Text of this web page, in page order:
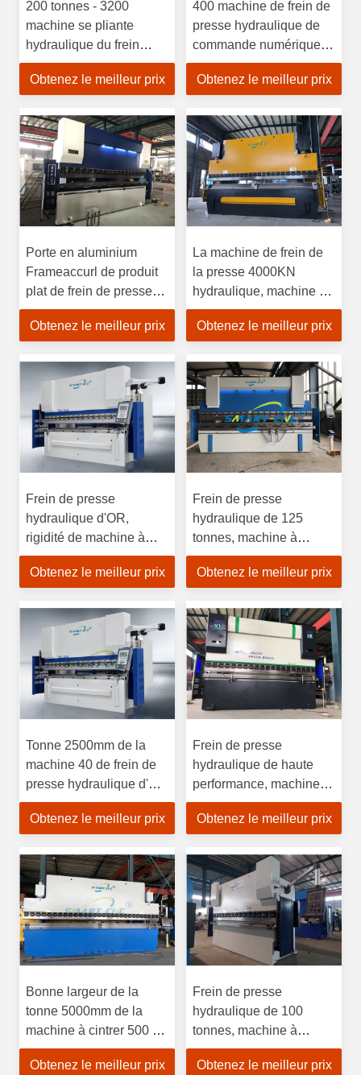
200 tonnes - 3200
machine se pliante
hydraulique du frein
3200mm OR de presse
pour l'acier doux
Obtenez le meilleur prix
400 machine de frein de
presse hydraulique de
commande numérique
par ordinateur de la
tonne 6m avec le
base
Obtenez le meilleur prix
Porte en aluminium
Frameaccurl de produit
plat de frein de presse
hydraulique de machine
à cintrer de commande
ordinateur de Smart
Obtenez le meilleur prix
La machine de frein de
la presse 4000KN
hydraulique, machine à
cintrer de tôle de
commande numérique
commande numérique
par ordinateur font
3100mm cuire au four
Obtenez le meilleur prix
Frein de presse
hydraulique d'OR,
rigidité de machine à
cintrer d'acier inoxydable
bonne
Obtenez le meilleur prix
Frein de presse
hydraulique de 125
tonnes, machine à
cintrer de feuille
d'aluminium de 4000mm
Obtenez le meilleur prix
Tonne 2500mm de la
machine 40 de frein de
presse hydraulique d'OR
pour l'acier
inoxydable/acier doux
Obtenez le meilleur prix
Frein de presse
hydraulique de haute
performance, machine
de frein de presse de 6m
pour la tôle de 3mm
Obtenez le meilleur prix
Bonne largeur de la
tonne 5000mm de la
machine à cintrer 500 de
frein de presse
hydraulique de rigidité
Obtenez le meilleur prix
Frein de presse
hydraulique de 100
tonnes, machine à
cintrer de feuille
d'aluminium de 4000mm
Obtenez le meilleur prix